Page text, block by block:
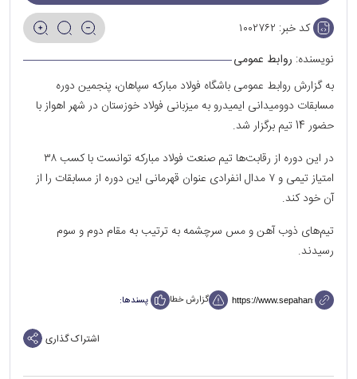
کد خبر: ۱۰۰۲۷۶۲
نویسنده: روابط عمومی
به گزارش روابط عمومی باشگاه فولاد مبارکه سپاهان، پنجمین دوره
مسابقات دوومیدانی ایمیدرو به میزبانی فولاد خوزستان در شهر اهواز با
حضور 14 تیم برگزار شد.
در این دوره از رقابت‌ها تیم صنعت فولاد مبارکه توانست با کسب ۳۸
امتیاز تیمی و ۷ مدال انفرادی عنوان قهرمانی این دوره از مسابقات را از
آن خود کند.
تیم‌های ذوب آهن و مس سرچشمه به ترتیب به مقام دوم و سوم
رسیدند.
گزارش خطا پسندها:
اشتراک گذاری